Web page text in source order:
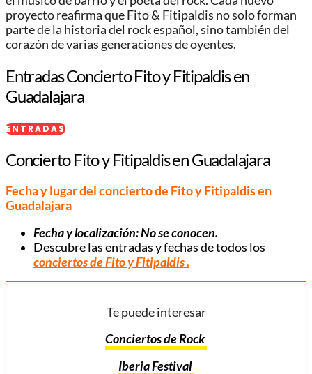
proyecto reafirma que Fito & Fitipaldis no solo forman
parte de la historia del rock español, sino también del
corazón de varias generaciones de oyentes.
Entradas Concierto Fito y Fitipaldis en
Guadalajara
ENTRADAS
Concierto Fito y Fitipaldis en Guadalajara
Fecha y lugar del concierto de Fito y Fitipaldis en
Guadalajara
Fecha y localización: No se conocen.
Descubre las entradas y fechas de todos los
conciertos de Fito y Fitipaldis .
Te puede interesar
Conciertos de Rock
Iberia Festival